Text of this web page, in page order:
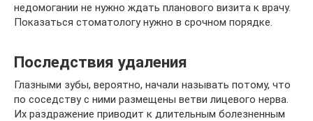
недомогании не нужно ждать планового визита к врачу.
Показаться стоматологу нужно в срочном порядке.
Последствия удаления
Глазными зубы, вероятно, начали называть потому, что
по соседству с ними размещены ветви лицевого нерва.
Их раздражение приводит к длительным болезненным